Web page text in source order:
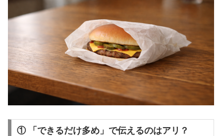
① 「できるだけ多め」で伝えるのはアリ？